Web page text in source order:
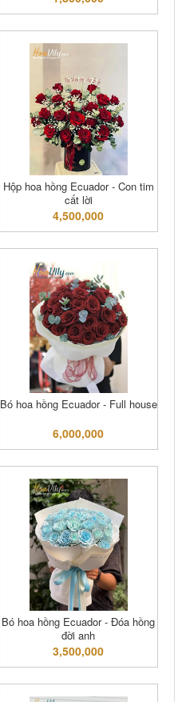
Hộp hoa hồng Ecuador - Con tim
cất lời
4,500,000
Bó hoa hồng Ecuador - Full house
6,000,000
Bó hoa hồng Ecuador - Đóa hồng
đời anh
3,500,000